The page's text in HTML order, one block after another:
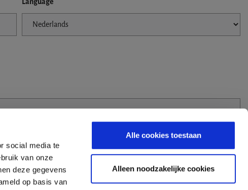
social media te
van onze
deze gegevens
op basis van
Alle cookies toestaan
Alleen noodzakelijke cookies
Language